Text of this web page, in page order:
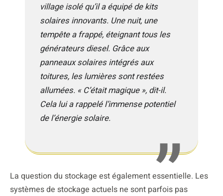
village isolé qu’il a équipé de kits
solaires innovants. Une nuit, une
tempête a frappé, éteignant tous les
générateurs diesel. Grâce aux
panneaux solaires intégrés aux
toitures, les lumières sont restées
allumées. « C’était magique », dit-il.
Cela lui a rappelé l’immense potentiel
de l’énergie solaire.
La question du stockage est également essentielle. Les
systèmes de stockage actuels ne sont parfois pas